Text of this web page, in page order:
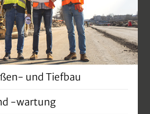
und Tiefbau
-wartung